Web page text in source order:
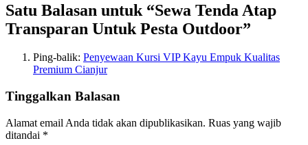
Satu Balasan untuk “Sewa Tenda Atap
Transparan Untuk Pesta Outdoor”
Ping-balik: Penyewaan Kursi VIP Kayu Empuk Kualitas
Premium Cianjur
Tinggalkan Balasan
Alamat email Anda tidak akan dipublikasikan. Ruas yang wajib
ditandai *